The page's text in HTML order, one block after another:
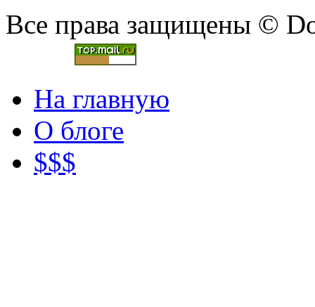
Все права защищены ©
На главную
О блоге
$$$